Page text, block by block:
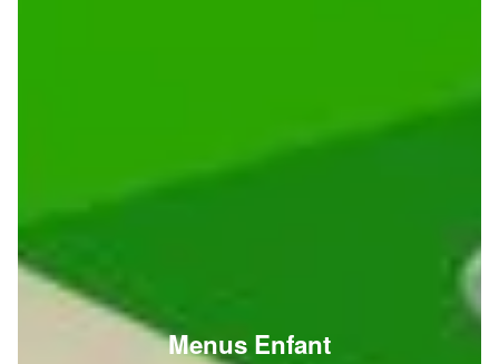
Menus Enfant